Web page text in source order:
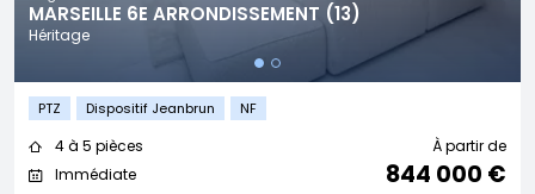
MARSEILLE 6E ARRONDISSEMENT (13)
Héritage
PTZ Dispositif Jeanbrun NF
4 à 5 pièces
Immédiate
À partir de
844 000 €